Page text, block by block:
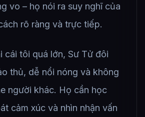
vo – họ nói ra suy nghĩ của
rõ ràng và trực tiếp.
cái tôi quá lớn, Sư Tử đôi
thủ, dễ nổi nóng và không
người khác. Họ cần học
cảm xúc và nhìn nhận vấn